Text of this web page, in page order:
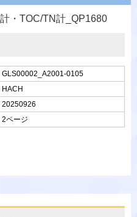
・TOC/TN計_QP1680
GLS00002_A2001-0105
HACH
20250926
2ページ